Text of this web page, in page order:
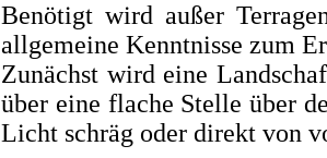
Benötigt wird außer
allgemeine Kenntnisse zum
Zunächst wird eine
über eine flache Stelle über
Licht schräg oder direkt von